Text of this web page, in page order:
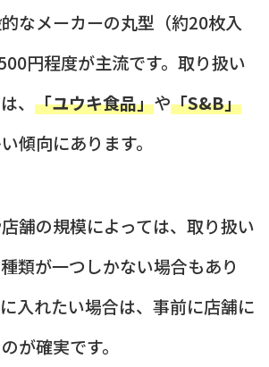
なメーカーの丸型（約20枚入
円程度が主流です。取り扱い
、 「ユウキ食品」や「S&B」
傾向にあります。
舗の規模によっては、取り扱い
類が一つしかない場合もあり
入れたい場合は、事前に店舗に
が確実です。